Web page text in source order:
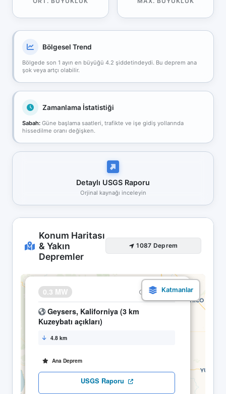
Bölgesel Trend
Bölgede son 1 ayın en büyüğü 4.2 şiddetindeydi. Bu deprem ana
şok veya artçı olabilir.
Zamanlama İstatistiği
Sabah: Güne başlama saatleri, trafikte ve işe gidiş yollarında
hissedilme oranı değişken.
Detaylı USGS Raporu
Orjinal kaynağı inceleyin
Konum Haritası
& Yakın
Depremler
1087 Deprem
0.3 MW 25.04 08:31
Geysers, Kaliforniya (3 km
Kuzeybatı açıkları)
4.8 km
Ana Deprem
USGS Raporu
×